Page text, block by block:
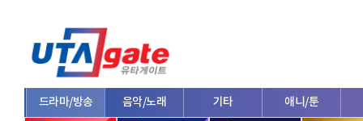
드라마/방송 음악/노래 기타 애니/툰